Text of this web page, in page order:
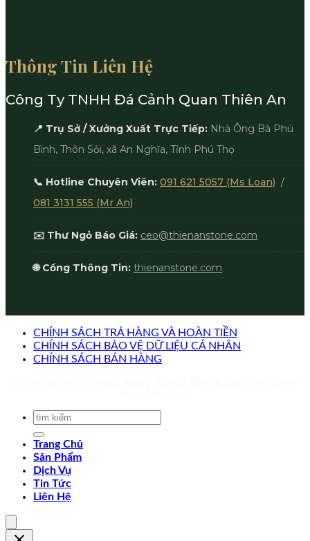
Thông Tin Liên Hệ
Công Ty TNHH Đá Cảnh Quan Thiên An
📍 Trụ Sở / Xưởng Xuất Trực Tiếp: Nhà Ông Bà Phú
Bình, Thôn Sỏi, xã An Nghĩa, Tỉnh Phú Thọ
📞 Hotline Chuyên Viên: 091 621 5057 (Ms Loan) /
081 3131 555 (Mr An)
✉️ Thư Ngỏ Báo Giá: ceo@thienanstone.com
🌐 Cổng Thông Tin: thienanstone.com
CHÍNH SÁCH TRẢ HÀNG VÀ HOÀN TIỀN
CHÍNH SÁCH BẢO VỆ DỮ LIỆU CÁ NHÂN
CHÍNH SÁCH BÁN HÀNG
Trang Chủ
Sản Phẩm
Dịch Vụ
Tin Tức
Liên Hệ